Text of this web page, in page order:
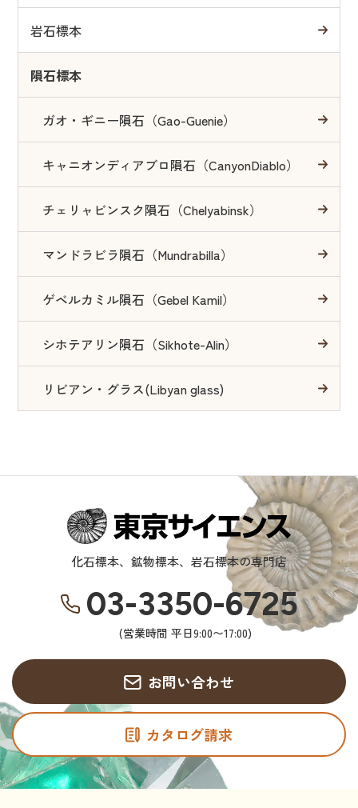
岩石標本
隕石標本
ガオ・ギニー隕石（Gao-Guenie）
キャニオンディアブロ隕石（CanyonDiablo）
チェリャビンスク隕石（Chelyabinsk）
マンドラビラ隕石（Mundrabilla）
ゲベルカミル隕石（Gebel Kamil）
シホテアリン隕石（Sikhote-Alin）
リビアン・グラス(Libyan glass)
化石標本、鉱物標本、岩石標本の専門店
03-3350-6725
(営業時間 平日9:00〜17:00)
お問い合わせ
カタログ請求